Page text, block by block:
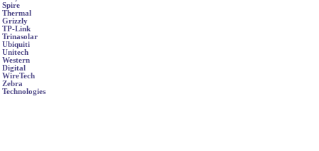
Spire
Thermal
Grizzly
TP-Link
Trinasolar
Ubiquiti
Unitech
Western
Digital
WireTech
Zebra
Technologies